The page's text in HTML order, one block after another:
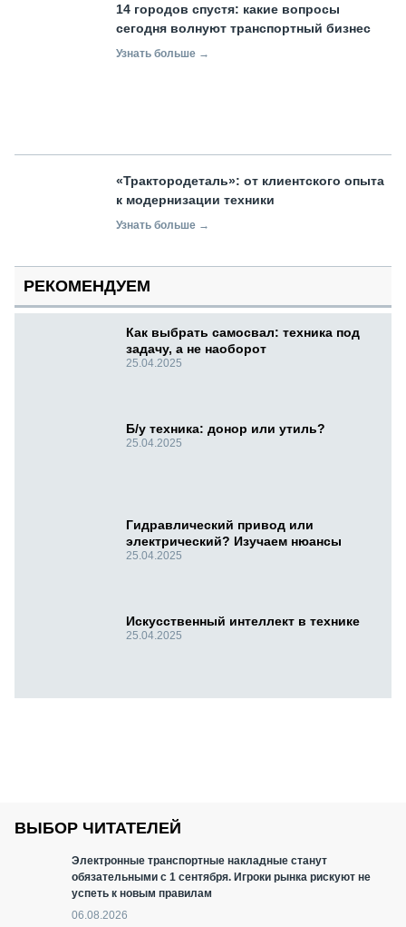
14 городов спустя: какие вопросы
сегодня волнуют транспортный бизнес
Узнать больше →
«Трактородеталь»: от клиентского опыта
к модернизации техники
Узнать больше →
РЕКОМЕНДУЕМ
Как выбрать самосвал: техника под
задачу, а не наоборот
25.04.2025
Б/у техника: донор или утиль?
25.04.2025
Гидравлический привод или
электрический? Изучаем нюансы
25.04.2025
Искусственный интеллект в технике
25.04.2025
ВЫБОР ЧИТАТЕЛЕЙ
Электронные транспортные накладные станут
обязательными с 1 сентября. Игроки рынка рискуют не
успеть к новым правилам
06.08.2026